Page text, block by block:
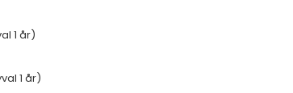
1 år)
1 år)